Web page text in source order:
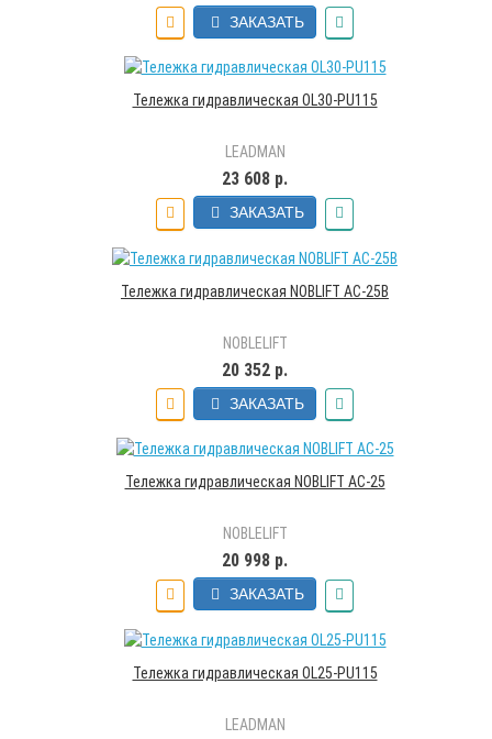
ЗАКАЗАТЬ
Тележка гидравлическая OL30-PU115
LEADMAN
23 608 р.
ЗАКАЗАТЬ
Тележка гидравлическая NOBLIFT AC-25B
NOBLELIFT
20 352 р.
ЗАКАЗАТЬ
Тележка гидравлическая NOBLIFT AC-25
NOBLELIFT
20 998 р.
ЗАКАЗАТЬ
Тележка гидравлическая OL25-PU115
LEADMAN